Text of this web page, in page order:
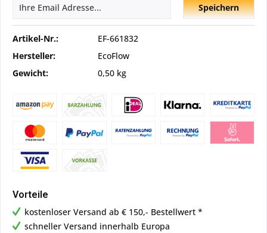
Speichern
Artikel-Nr.:
EF-661832
Hersteller:
EcoFlow
Gewicht:
0,50 kg
Vorteile
kostenloser Versand ab € 150,- Bestellwert *
schneller Versand innerhalb Europa